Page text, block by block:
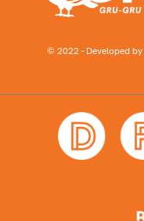
© 2022 - Developed by